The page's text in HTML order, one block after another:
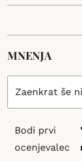
MNENJA
Zaenkrat še
Bodi prvi
ocenjevalec